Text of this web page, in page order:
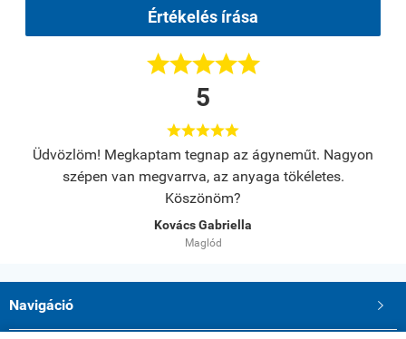
Értékelés írása

5

Üdvözlöm! Megkaptam tegnap az ágyneműt. Nagyon
szépen van megvarrva, az anyaga tökéletes.
Köszönöm?
Kovács Gabriella
Maglód
Navigáció 